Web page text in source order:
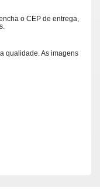
o CEP de entrega,
qualidade. As imagens